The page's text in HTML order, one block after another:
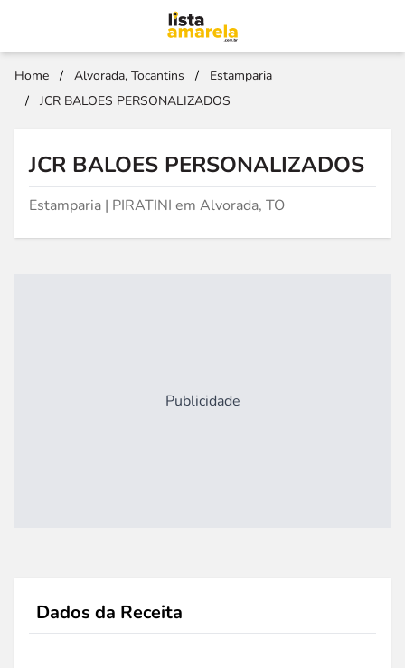
Home / Alvorada, Tocantins /
Estamparia
/
JCR BALOES PERSONALIZADOS
JCR BALOES PERSONALIZADOS
Estamparia | PIRATINI em Alvorada, TO
Publicidade
Dados da Receita